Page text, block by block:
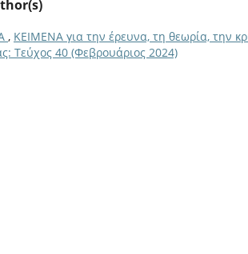
, ΚΕΙΜΕΝΑ για την έρευνα, τη θεωρία, την
Τεύχος 40 (Φεβρουάριος 2024)